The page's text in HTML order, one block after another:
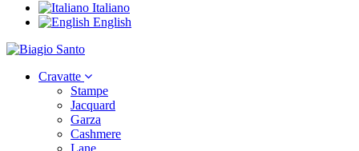
Italiano
English
Cravatte
Stampe
Jacquard
Garza
Cashmere
Lane